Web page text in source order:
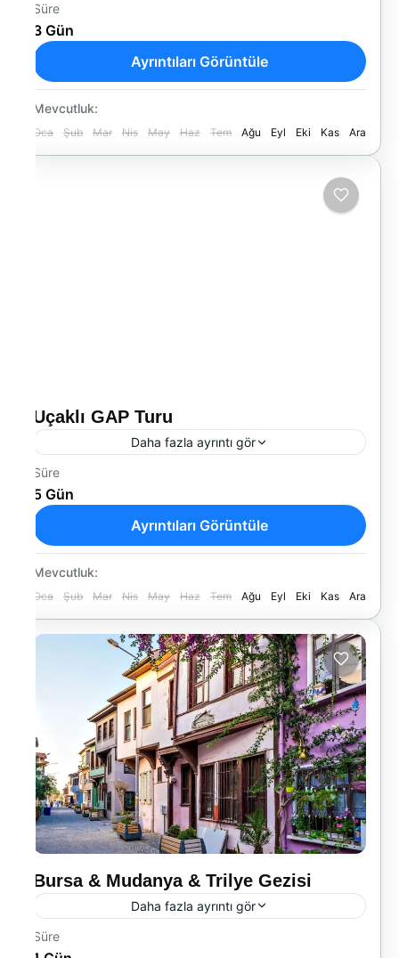
Mardin – Şanlıurfa – Diyarbakır Medeniyetlerin
Beşiğine Yolculuk
Yurtiçi Turları
Süre
3 Gün
Ayrıntıları Görüntüle
Mevcutluk:
Oca Şub Mar Nis May Haz Tem Ağu Eyl Eki Kas Ara
Uçaklı GAP Turu
Daha fazla ayrıntı gör
Bereketli Hilal Mezopotamya’yı Keşfet
Gaziantep – Şanlıurfa – Mardin – DiyarbakırSıra
Gecesi Dahil Medeniyetlerin Beşiğine Yolculuk
Yurtiçi Turları
Süre
5 Gün
Ayrıntıları Görüntüle
Mevcutluk:
Oca Şub Mar Nis May Haz Tem Ağu Eyl Eki Kas Ara
Bursa & Mudanya & Trilye Gezisi
Daha fazla ayrıntı gör
05:00 Okul bahçesinde buluşma, 05:30
Süre